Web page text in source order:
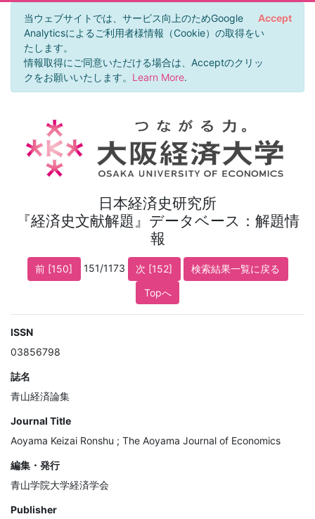
当ウェブサイトでは、サービス向上のためGoogle
Analyticsによるご利用者様情報（Cookie）の取得をい
たします。
情報取得にご同意いただける場合は、Acceptのクリッ
クをお願いいたします。 Learn More.
Accept
日本経済史研究所
『経済史文献解題』データベース：解題情
報
前 [150] 151/1173 次 [152]
検索結果一覧に戻る
Topへ
ISSN
03856798
誌名
青山経済論集
Journal Title
Aoyama Keizai Ronshu ; The Aoyama Journal of Economics
編集・発行
青山学院大学経済学会
Publisher